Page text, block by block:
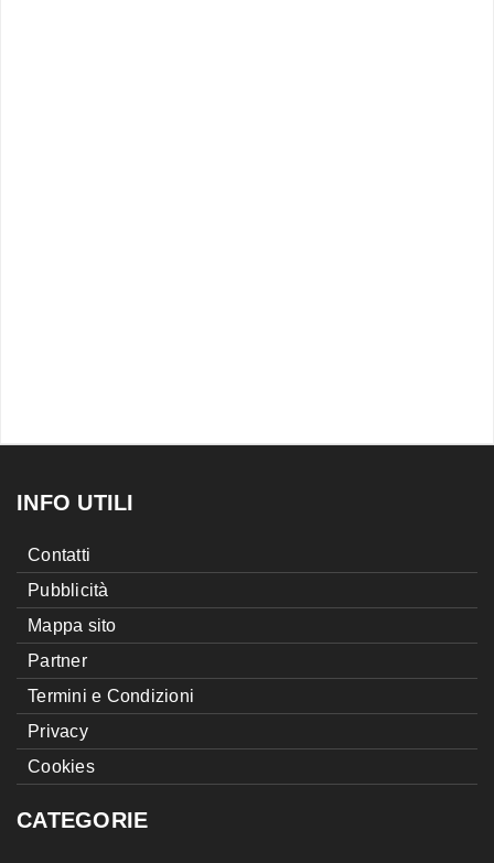
INFO UTILI
Contatti
Pubblicità
Mappa sito
Partner
Termini e Condizioni
Privacy
Cookies
CATEGORIE